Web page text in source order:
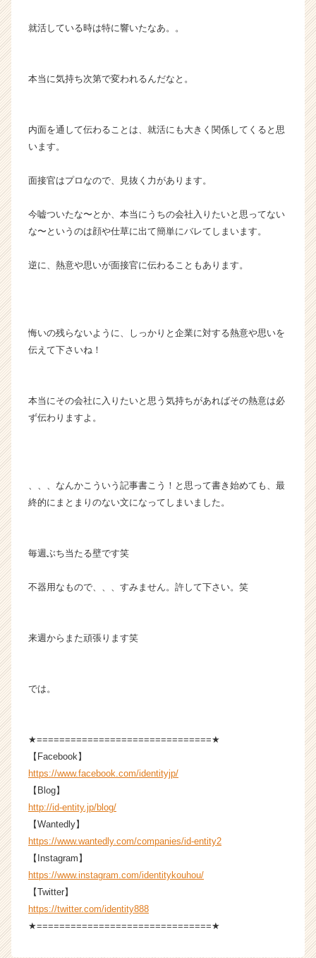
就活している時は特に響いたなあ。。
本当に気持ち次第で変われるんだなと。
内面を通して伝わることは、就活にも大きく関係してくると思
います。
面接官はプロなので、見抜く力があります。
今嘘ついたな〜とか、本当にうちの会社入りたいと思ってない
な〜というのは顔や仕草に出て簡単にバレてしまいます。
逆に、熱意や思いが面接官に伝わることもあります。
悔いの残らないように、しっかりと企業に対する熱意や思いを
伝えて下さいね！
本当にその会社に入りたいと思う気持ちがあればその熱意は必
ず伝わりますよ。
、、、なんかこういう記事書こう！と思って書き始めても、最
終的にまとまりのない文になってしまいました。
毎週ぶち当たる壁です笑
不器用なもので、、、すみません。許して下さい。笑
来週からまた頑張ります笑
では。
★===============================★
【Facebook】
https://www.facebook.com/identityjp/
【Blog】
http://id-entity.jp/blog/
【Wantedly】
https://www.wantedly.com/companies/id-entity2
【Instagram】
https://www.instagram.com/identitykouhou/
【Twitter】
https://twitter.com/identity888
★===============================★